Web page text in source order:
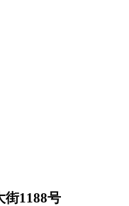
街1188号